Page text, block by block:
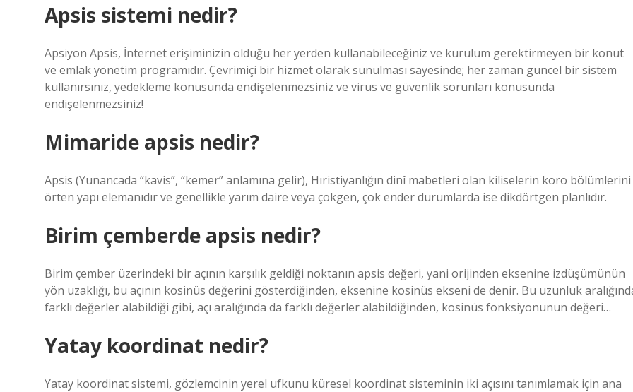
Apsis sistemi nedir?
Apsiyon Apsis, İnternet erişiminizin olduğu her yerden kullanabileceğiniz ve kurulum gerektirmeyen bir konut
ve emlak yönetim programıdır. Çevrimiçi bir hizmet olarak sunulması sayesinde; her zaman güncel bir sistem
kullanırsınız, yedekleme konusunda endişelenmezsiniz ve virüs ve güvenlik sorunları konusunda
endişelenmezsiniz!
Mimaride apsis nedir?
Apsis (Yunancada “kavis”, “kemer” anlamına gelir), Hıristiyanlığın dinî mabetleri olan kiliselerin koro bölümlerini
örten yapı elemanıdır ve genellikle yarım daire veya çokgen, çok ender durumlarda ise dikdörtgen planlıdır.
Birim çemberde apsis nedir?
Birim çember üzerindeki bir açının karşılık geldiği noktanın apsis değeri, yani orijinden eksenine izdüşümünün
yön uzaklığı, bu açının kosinüs değerini gösterdiğinden, eksenine kosinüs ekseni de denir. Bu uzunluk
farklı değerler alabildiği gibi, açı aralığında da farklı değerler alabildiğinden, kosinüs fonksiyonunun değeri…
Yatay koordinat nedir?
Yatay koordinat sistemi, gözlemcinin yerel ufkunu küresel koordinat sisteminin iki açısını tanımlamak için ana